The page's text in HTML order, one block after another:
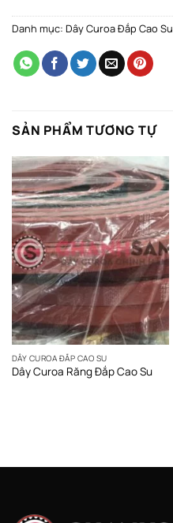
Danh mục: Dây Curoa Đắp Cao Su
SẢN PHẨM TƯƠNG TỰ
DÂY CUROA ĐẮP CAO SU
Dây Curoa Răng Đắp Cao Su